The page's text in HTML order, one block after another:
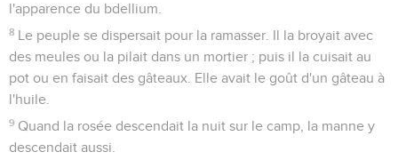
l'apparence du bdellium.
8 Le peuple se dispersait pour la ramasser. Il la broyait avec
des meules ou la pilait dans un mortier ; puis il la cuisait au
pot ou en faisait des gâteaux. Elle avait le goût d'un gâteau à
l'huile.
9 Quand la rosée descendait la nuit sur le camp, la manne y
descendait aussi.